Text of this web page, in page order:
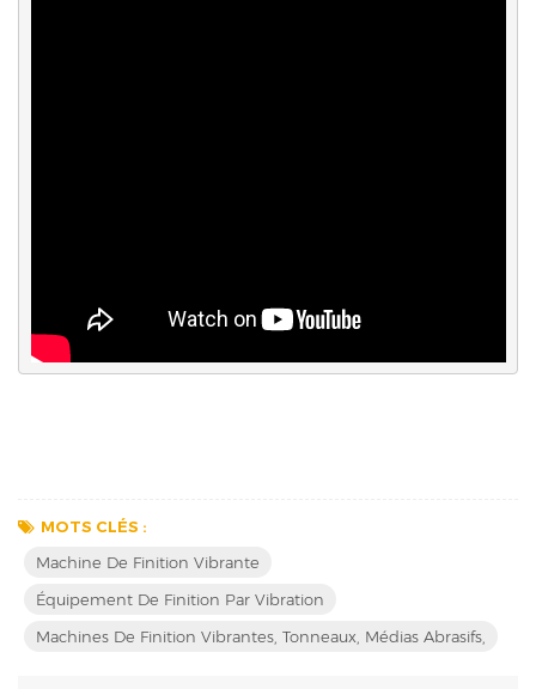
MOTS CLÉS :
Machine De Finition Vibrante
Équipement De Finition Par Vibration
Machines De Finition Vibrantes, Tonneaux, Médias Abrasifs,